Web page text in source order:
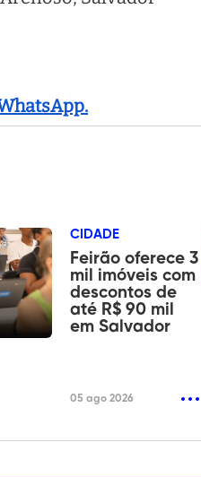
CIDADE
Feirão oferece 3
mil imóveis com
descontos de
até R$ 90 mil
em Salvador
05 ago 2026